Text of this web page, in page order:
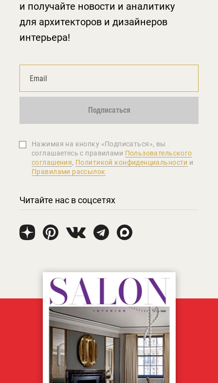
и получайте новости и аналитику
для архитекторов и дизайнеров
интерьера!
Подписаться
Нажимая на кнопку «Подписаться», вы
соглашаетеcь с правилами Пользовательского
соглашения, Политикой конфиденциальности и
Правилами рассылок
Читайте нас в соцсетях